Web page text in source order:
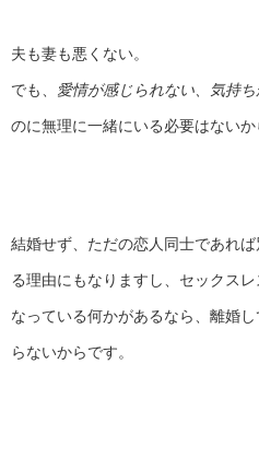
夫も妻も悪くない。
でも、 愛情が感じられない、気持
のに無理に一緒にいる必要はないか
結婚せず、ただの恋人同士であれ
る理由にもなりますし、セックス
なっている何かがあるなら、離婚
らないからです。